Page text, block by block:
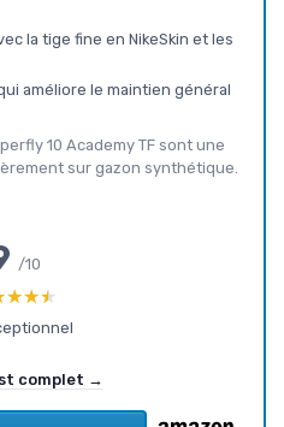
la tige fine en NikeSkin et les
améliore le maintien général
10 Academy TF sont une
sur gazon synthétique.
/10
complet →